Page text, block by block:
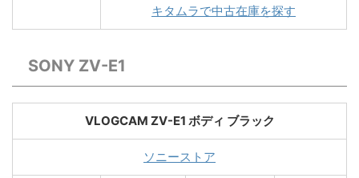
キタムラで中古在庫を探す
SONY ZV-E1
VLOGCAM ZV-E1 ボディ ブラック
ソニーストア